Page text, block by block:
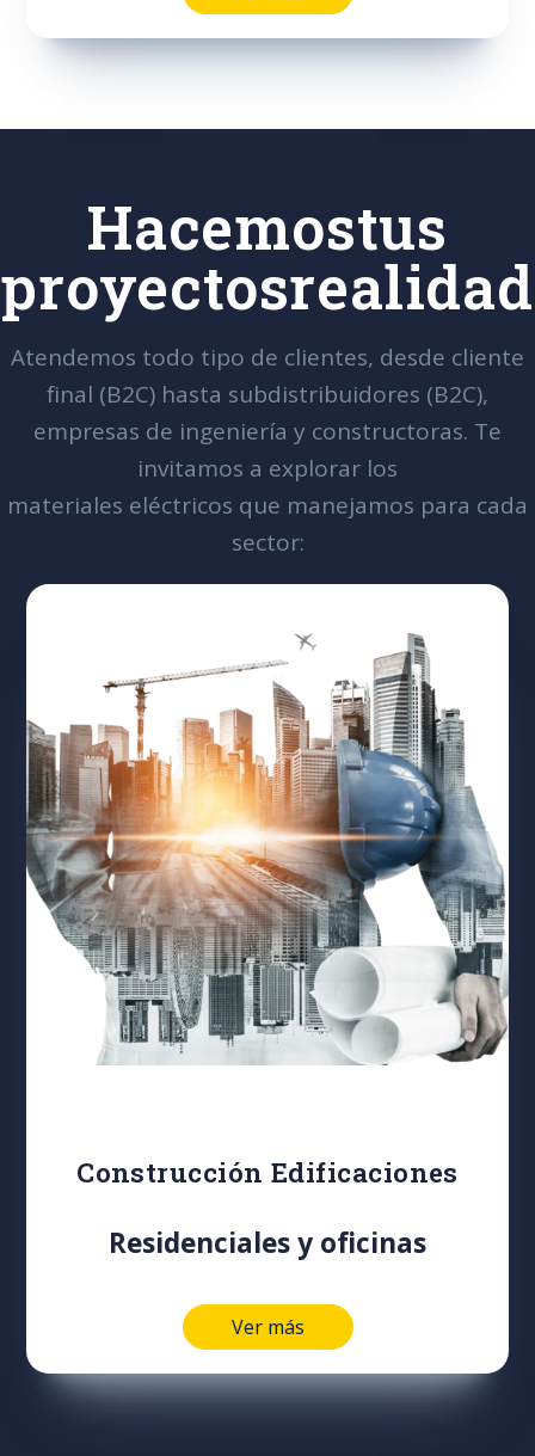
Hacemostus
proyectosrealidad
Atendemos todo tipo de clientes, desde cliente
final (B2C) hasta subdistribuidores (B2C),
empresas de ingeniería y constructoras. Te
invitamos a explorar los
materiales eléctricos que manejamos para cada
sector:
Construcción Edificaciones
Residenciales y oficinas
Ver más